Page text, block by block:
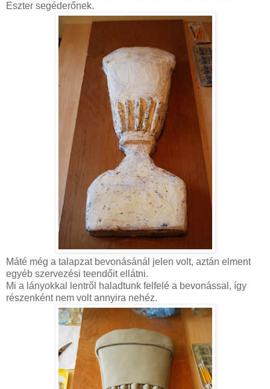
Eszter segéderőnek.
Máté még a talapzat bevonásánál jelen volt, aztán elment
egyéb szervezési teendőit ellátni.
Mi a lányokkal lentről haladtunk felfelé a bevonással, így
részenként nem volt annyira nehéz.